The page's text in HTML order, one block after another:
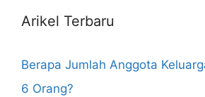
Arikel Terbaru
Berapa Jumlah Anggota
6 Orang?